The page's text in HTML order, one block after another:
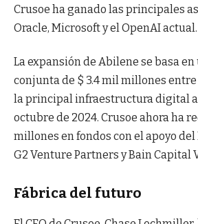
Crusoe ha ganado las principales
Oracle, Microsoft y el OpenAI actual.
La expansión de Abilene se basa
conjunta de $ 3.4 mil millones
la principal infraestructura digital
octubre de 2024. Crusoe ahora ha
millones en fondos con el apoyo
G2 Venture Partners y Bain Capital
Fábrica del futuro